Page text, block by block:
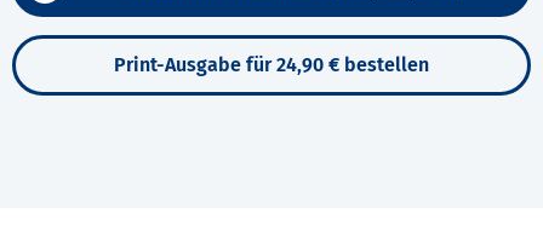
Print-Ausgabe für 24,90 € bestellen